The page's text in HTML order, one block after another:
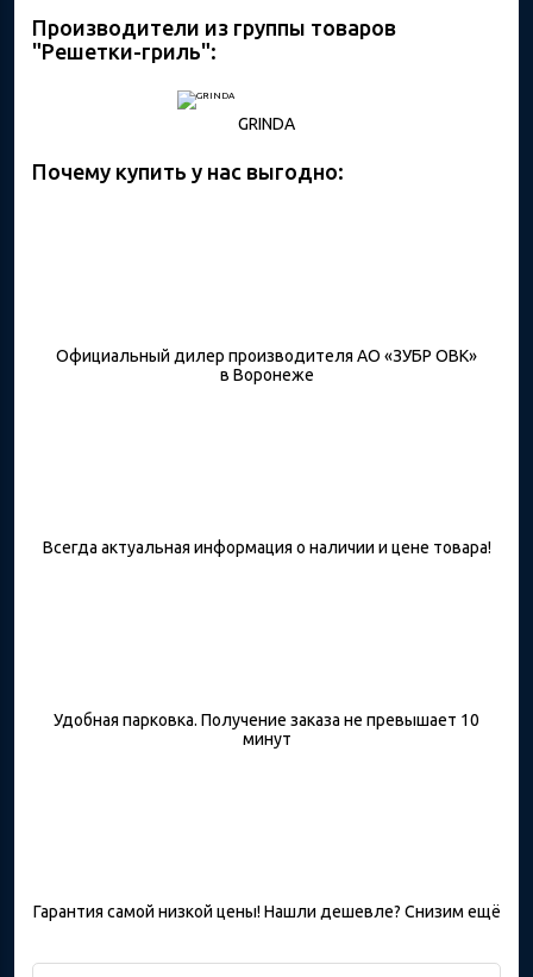
Производители из группы товаров
"Решетки-гриль":
GRINDA
Почему купить у нас выгодно:
Официальный дилер производителя АО «ЗУБР ОВК»
в Воронеже
Всегда актуальная информация о наличии и цене товара!
Удобная парковка. Получение заказа не превышает 10
минут
Гарантия самой низкой цены! Нашли дешевле? Снизим ещё